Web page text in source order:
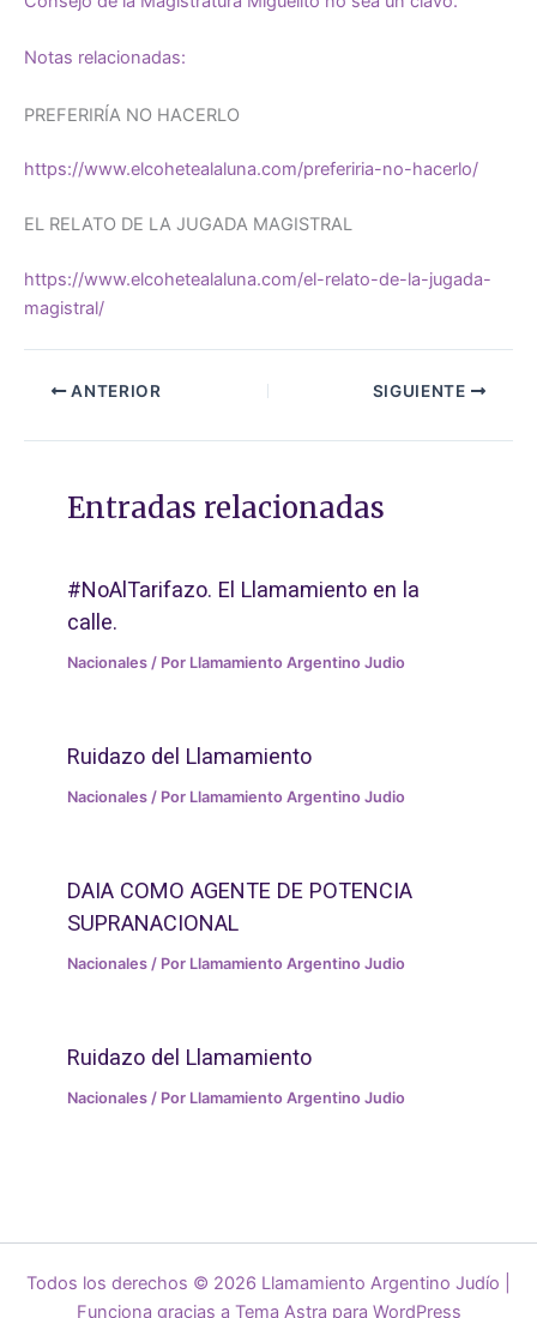
Notas relacionadas:
PREFERIRÍA NO HACERLO
https://www.elcohetealaluna.com/preferiria-no-hacerlo/
EL RELATO DE LA JUGADA MAGISTRAL
https://www.elcohetealaluna.com/el-relato-de-la-jugada-
magistral/
ANTERIOR SIGUIENTE
Entradas relacionadas
#NoAlTarifazo. El Llamamiento en la
calle.
Nacionales / Por Llamamiento Argentino Judio
Ruidazo del Llamamiento
Nacionales / Por Llamamiento Argentino Judio
DAIA COMO AGENTE DE POTENCIA
SUPRANACIONAL
Nacionales / Por Llamamiento Argentino Judio
Ruidazo del Llamamiento
Nacionales / Por Llamamiento Argentino Judio
Todos los derechos © 2026 Llamamiento Argentino Judío |
Funciona gracias a Tema Astra para WordPress